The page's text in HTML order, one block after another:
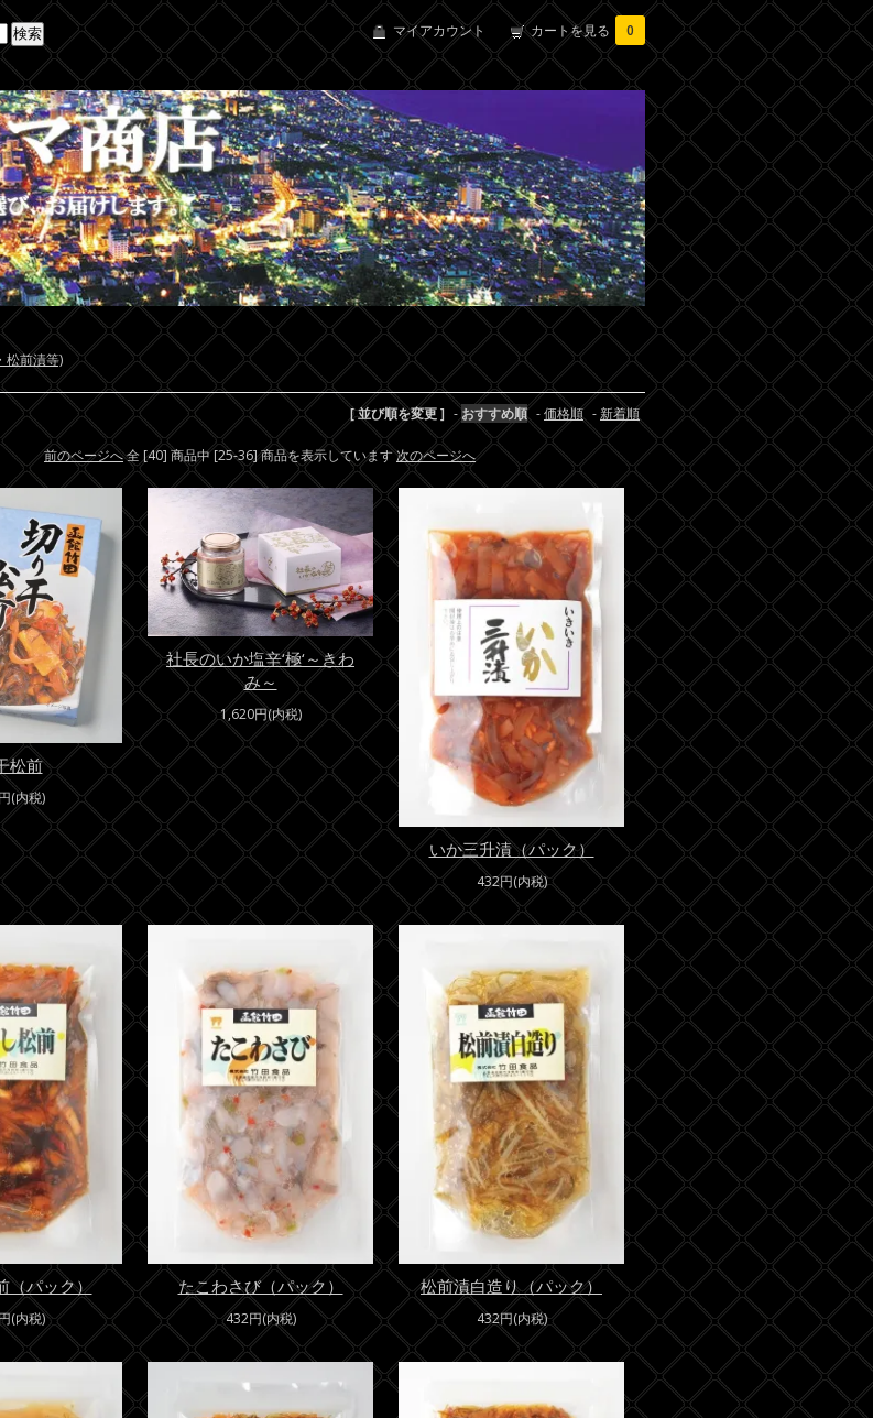
マイアカウント カートを見る 0
松前漬等)
[ 並び順を変更 ] -おすすめ順 -価格順 - 新着順
前のページへ全 [40] 商品中 [25-36] 商品を表示しています次のページへ
松前
(内税)
社長のいか塩辛‘極‘～きわ
み～
1,620円(内税)
いか三升漬（パック）
432円(内税)
（パック）
(内税)
たこわさび（パック）
432円(内税)
松前漬白造り（パック）
432円(内税)